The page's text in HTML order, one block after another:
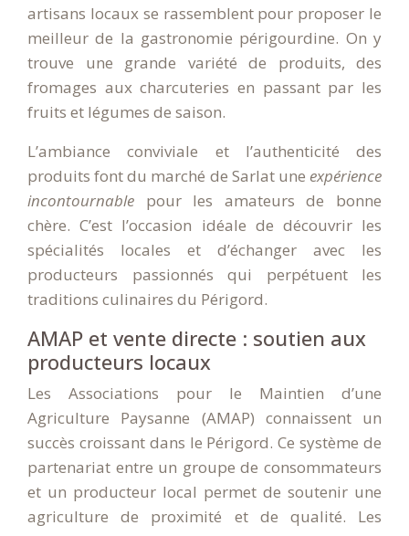
artisans locaux se rassemblent pour proposer le
meilleur de la gastronomie périgourdine. On y
trouve une grande variété de produits, des
fromages aux charcuteries en passant par les
fruits et légumes de saison.
L’ambiance conviviale et l’authenticité des
produits font du marché de Sarlat une expérience
incontournable pour les amateurs de bonne
chère. C’est l’occasion idéale de découvrir les
spécialités locales et d’échanger avec les
producteurs passionnés qui perpétuent les
traditions culinaires du Périgord.
AMAP et vente directe : soutien aux
producteurs locaux
Les Associations pour le Maintien d’une
Agriculture Paysanne (AMAP) connaissent un
succès croissant dans le Périgord. Ce système de
partenariat entre un groupe de consommateurs
et un producteur local permet de soutenir une
agriculture de proximité et de qualité. Les